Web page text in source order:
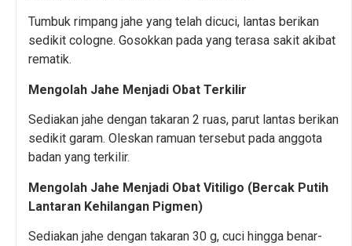
Tumbuk rimpang jahe yang telah dicuci, lantas berikan
sedikit cologne. Gosokkan pada yang terasa sakit akibat
rematik.
Mengolah Jahe Menjadi Obat Terkilir
Sediakan jahe dengan takaran 2 ruas, parut lantas berikan
sedikit garam. Oleskan ramuan tersebut pada anggota
badan yang terkilir.
Mengolah Jahe Menjadi Obat Vitiligo (Bercak Putih
Lantaran Kehilangan Pigmen)
Sediakan jahe dengan takaran 30 g, cuci hingga benar-